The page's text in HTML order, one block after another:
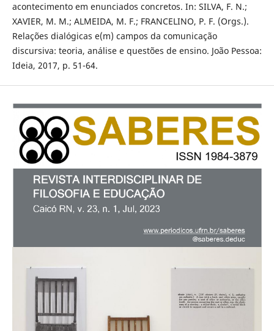
acontecimento em enunciados concretos. In: SILVA, F. N.;
XAVIER, M. M.; ALMEIDA, M. F.; FRANCELINO, P. F. (Orgs.).
Relações dialógicas e(m) campos da comunicação
discursiva: teoria, análise e questões de ensino. João Pessoa:
Ideia, 2017, p. 51-64.